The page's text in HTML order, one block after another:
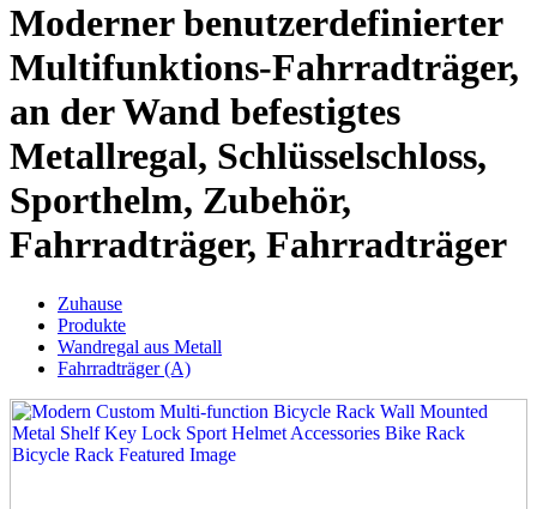
Moderner benutzerdefinierter
Multifunktions-Fahrradträger,
an der Wand befestigtes
Metallregal, Schlüsselschloss,
Sporthelm, Zubehör,
Fahrradträger, Fahrradträger
Zuhause
Produkte
Wandregal aus Metall
Fahrradträger (A)